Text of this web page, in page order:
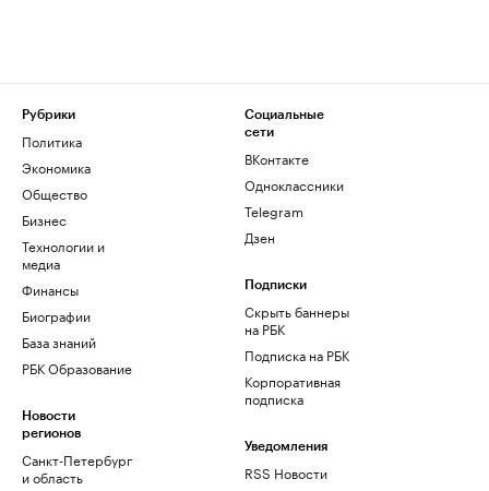
Рубрики
Политика
Экономика
Общество
Бизнес
Технологии и
медиа
Финансы
Биографии
База знаний
РБК Образование
Новости
регионов
Санкт-Петербург
и область
Социальные
сети
ВКонтакте
Одноклассники
Telegram
Дзен
Подписки
Скрыть баннеры
на РБК
Подписка на РБК
Корпоративная
подписка
Уведомления
RSS Новости